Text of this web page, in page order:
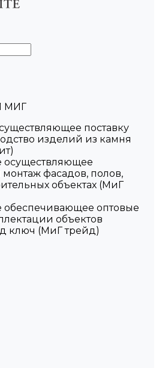
МИГ
поставку
изделий из камня
осуществляющее
фасадов, полов,
объектах (МиГ
обеспечивающее оптовые
объектов
ключ (МиГ трейд)